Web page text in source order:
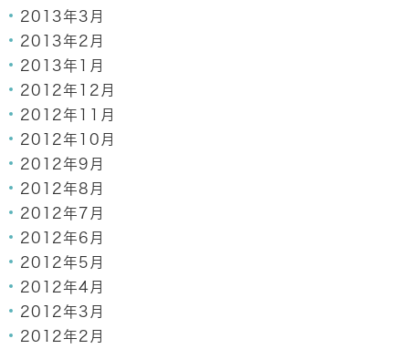
2013年3月
2013年2月
2013年1月
2012年12月
2012年11月
2012年10月
2012年9月
2012年8月
2012年7月
2012年6月
2012年5月
2012年4月
2012年3月
2012年2月